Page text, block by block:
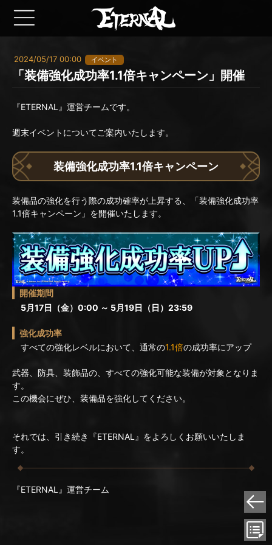
2024/05/17 00:00 イベント
「装備強化成功率1.1倍キャンペーン」開催
『ETERNAL』運営チームです。
週末イベントについてご案内いたします。
装備強化成功率1.1倍キャンペーン
装備品の強化を行う際の成功確率が上昇する、「装備強化成功率
1.1倍キャンペーン」を開催いたします。
開催期間
5月17日（金）0:00 ～ 5月19日（日）23:59
強化成功率
すべての強化レベルにおいて、通常の1.1倍の成功率にアップ
武器、防具、装飾品の、すべての強化可能な装備が対象となりま
す。
この機会にぜひ、装備品を強化してください。
それでは、引き続き『ETERNAL』をよろしくお願いいたしま
す。
『ETERNAL』運営チーム